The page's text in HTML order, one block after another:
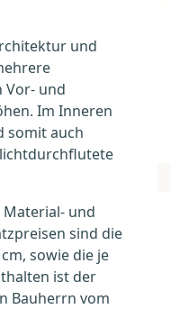
und
Vor- und
Im Inneren
somit auch
Material- und
sind die
sowie die je
ist der
Bauherrn vom